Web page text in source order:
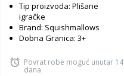
Tip proizvoda: Plišane
igračke
Brand: Squishmallows
Dobna Granica: 3+
Povrat robe moguć unutar 14
dana